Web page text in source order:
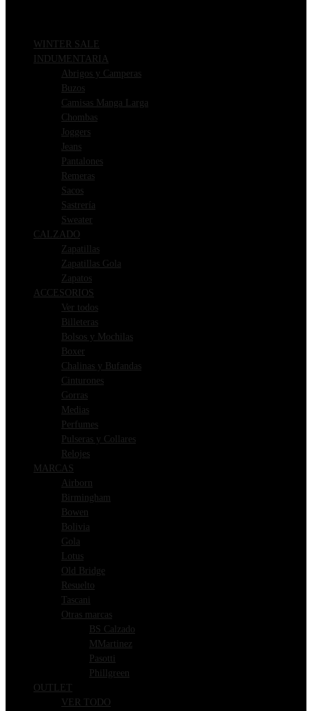
WINTER SALE
INDUMENTARIA
Abrigos y Camperas
Buzos
Camisas Manga Larga
Chombas
Joggers
Jeans
Pantalones
Remeras
Sacos
Sastrería
Sweater
CALZADO
Zapatillas
Zapatillas Gola
Zapatos
ACCESORIOS
Ver todos
Billeteras
Bolsos y Mochilas
Boxer
Chalinas y Bufandas
Cinturones
Gorras
Medias
Perfumes
Pulseras y Collares
Relojes
MARCAS
Airborn
Birmingham
Bowen
Bolivia
Gola
Lotus
Old Bridge
Resuelto
Tascani
Otras marcas
BS Calzado
MMartinez
Pasotti
Phillgreen
OUTLET
VER TODO